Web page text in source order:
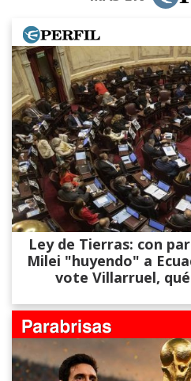
Ley de Tierras: con
Milei "huyendo" a
vote Villarruel,